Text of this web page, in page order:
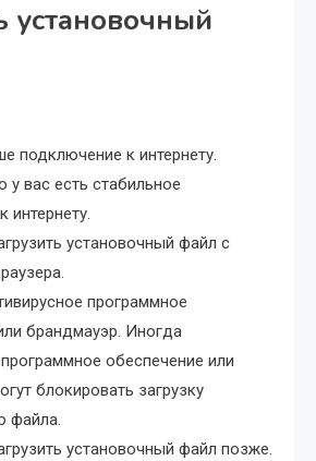
установочный
подключение к интернету.
у вас есть стабильное
интернету.
установочный файл с
программное
брандмауэр. Иногда
обеспечение или
блокировать загрузку
файла.
установочный файл позже.